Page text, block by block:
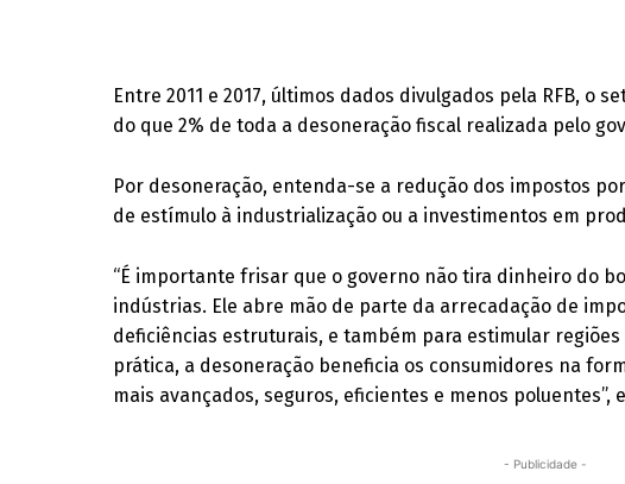
Entre 2011 e 2017, últimos dados divulgados pela RFB, o
do que 2% de toda a desoneração fiscal realizada pelo
Por desoneração, entenda-se a redução dos impostos
de estímulo à industrialização ou a investimentos em
“É importante frisar que o governo não tira dinheiro do
indústrias. Ele abre mão de parte da arrecadação de
deficiências estruturais, e também para estimular
prática, a desoneração beneficia os consumidores na
mais avançados, seguros, eficientes e menos poluentes”,
- Publicidade -